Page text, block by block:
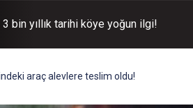
3 bin yıllık tarihi köye yoğun ilgi!
araç alevlere teslim oldu!